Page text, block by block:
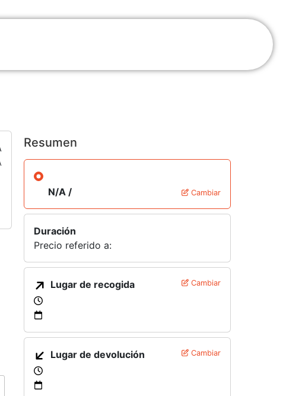
Resumen
N/A / Cambiar
Duración
Precio referido a:
Lugar de recogida Cambiar
Lugar de devolución Cambiar